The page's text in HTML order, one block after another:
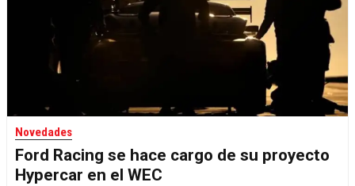
Novedades
Ford Racing se hace cargo de su proyecto
Hypercar en el WEC